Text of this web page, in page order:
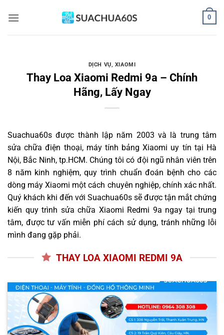
qua
0
DỊCH VỤ, XIAOMI
Thay Loa Xiaomi Redmi 9a – Chính
Hãng, Lấy Ngay
Suachua60s được thành lập năm 2003 và là trung tâm
sửa chữa điện thoại, máy tính bảng Xiaomi uy tín tại Hà
Nội, Bắc Ninh, tp.HCM. Chúng tôi có đội ngũ nhân viên trên
8 năm kinh nghiệm, quy trình chuẩn đoán bệnh cho các
dòng máy Xiaomi một cách chuyên nghiệp, chính xác nhất.
Quý khách khi đến với Suachua60s sẽ được tận mắt chứng
kiến quy trình sửa chữa Xiaomi Redmi 9a ngay tại trung
tâm, được tư vấn miễn phí cách sử dụng, tránh những lỗi
mình đang gặp phải.
THAY LOA XIAOMI REDMI 9A